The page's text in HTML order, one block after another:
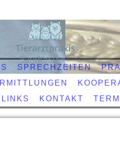
SPRECHZEITEN
KONTAKT